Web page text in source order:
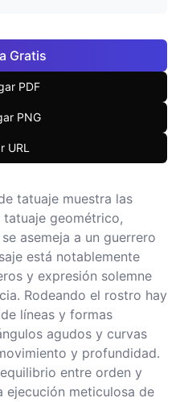
Gratis
PDF
PNG
URL
tatuaje muestra las
geométrico,
asemeja a un guerrero
está notablemente
y expresión solemne
Rodeando el rostro hay
líneas y formas
agudos y curvas
y profundidad.
entre orden y
ejecución meticulosa de